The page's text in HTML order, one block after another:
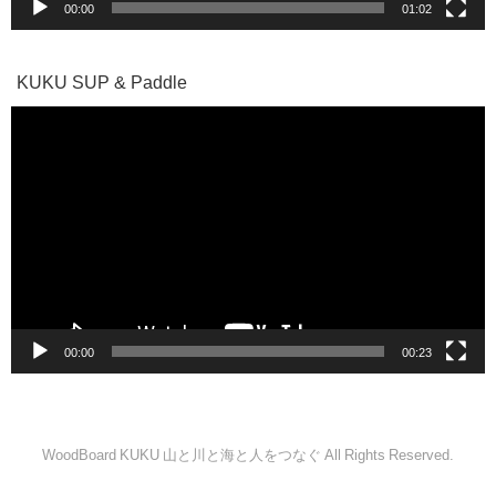
00:00 01:02
KUKU SUP & Paddle
00:00 00:23
WoodBoard KUKU 山と川と海と人をつなぐ All Rights Reserved.